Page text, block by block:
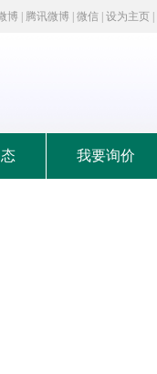
博 腾讯微博 微信 设为主页
我要询价